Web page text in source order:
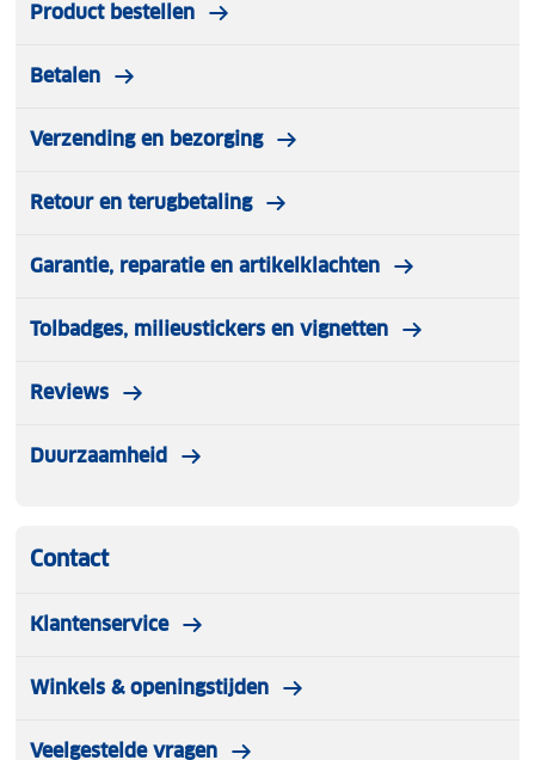
Product bestellen
Betalen
Verzending en bezorging
Retour en terugbetaling
Garantie, reparatie en artikelklachten
Tolbadges, milieustickers en vignetten
Reviews
Duurzaamheid
Contact
Klantenservice
Winkels & openingstijden
Veelgestelde vragen